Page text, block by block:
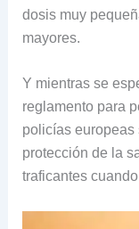
dosis muy
mayores.
Y mientras se
reglamento para
policías europeas
protección de la
traficantes